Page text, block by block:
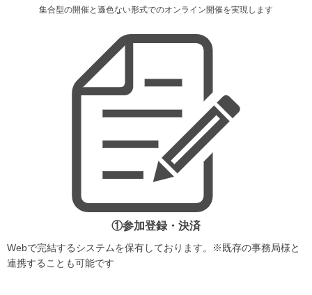
集合型の開催と遜色ない形式でのオンライン開催を実現します
①参加登録・決済
Webで完結するシステムを保有しております。※既存の事務局様と
連携することも可能です